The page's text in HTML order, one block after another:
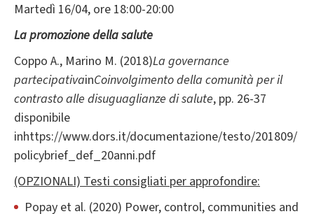
Martedì 16/04, ore 18:00-20:00
La promozione della salute
Coppo A., Marino M. (2018)La governance
partecipativainCoinvolgimento della comunità per il
contrasto alle disuguaglianze di salute, pp. 26-37
disponibile
inhttps://www.dors.it/documentazione/testo/201809/
policybrief_def_20anni.pdf
(OPZIONALI) Testi consigliati per approfondire:
Popay et al. (2020) Power, control, communities and